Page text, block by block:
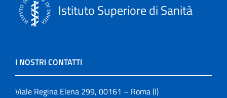
Istituto Superiore di Sanità
I NOSTRI CONTATTI
Viale Regina Elena 299, 00161 – Roma (I)